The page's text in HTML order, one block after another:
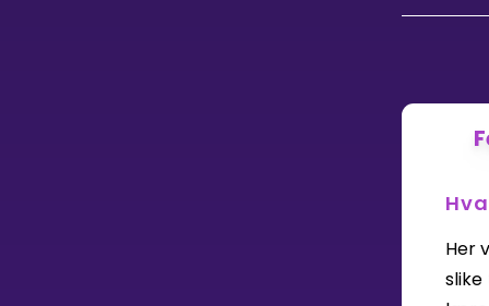
Her